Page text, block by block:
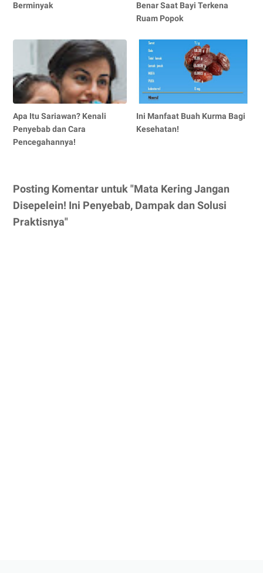
Berminyak
Benar Saat Bayi Terkena
Ruam Popok
Apa Itu Sariawan? Kenali
Penyebab dan Cara
Pencegahannya!
Ini Manfaat Buah Kurma Bagi
Kesehatan!
Posting Komentar untuk "Mata Kering Jangan
Disepelein! Ini Penyebab, Dampak dan Solusi
Praktisnya"